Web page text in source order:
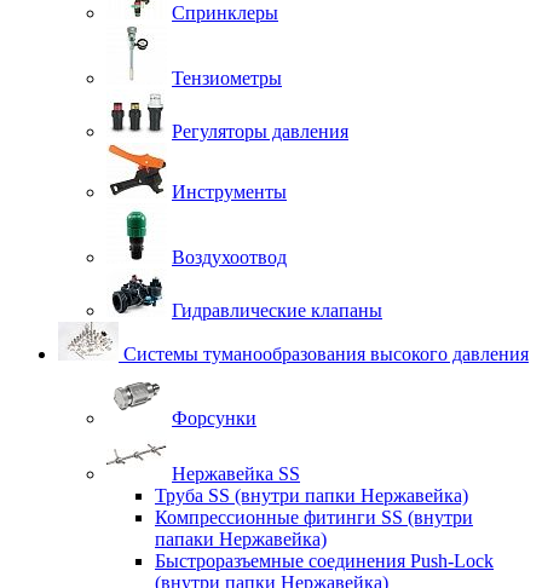
Спринклеры
Тензиометры
Регуляторы давления
Инструменты
Воздухоотвод
Гидравлические клапаны
Системы туманообразования высокого давления
Форсунки
Нержавейка SS
Труба SS (внутри папки Нержавейка)
Компрессионные фитинги SS (внутри
папаки Нержавейка)
Быстроразъемные соединения Push-Lock
(внутри папки Нержавейка)